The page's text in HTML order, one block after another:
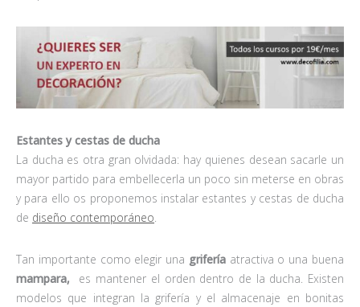
Estantes y cestas de ducha
La ducha es otra gran olvidada: hay quienes desean sacarle un
mayor partido para embellecerla un poco sin meterse en obras
y para ello os proponemos instalar estantes y cestas de ducha
de diseño contemporáneo.
Tan importante como elegir una griferíaatractiva o una buena
mampara,
es mantener el orden dentro de la ducha. Existen
modelos que integran la grifería y el almacenaje en bonitas